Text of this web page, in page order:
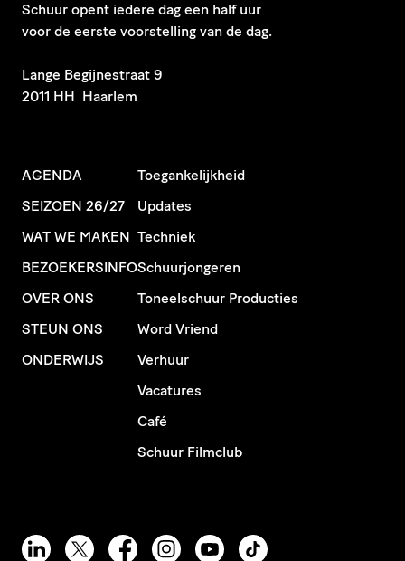
Schuur opent iedere dag een half uur
voor de eerste voorstelling van de dag.
​Lange Begijnestraat 9
2011 HH Haarlem
AGENDA
SEIZOEN 26/27
WAT WE MAKEN
BEZOEKERSINFO
OVER ONS
STEUN ONS
ONDERWIJS
Toegankelijkheid
Updates
Techniek
Schuurjongeren
Toneelschuur Producties
Word Vriend
Verhuur
Vacatures
Café
Schuur Filmclub